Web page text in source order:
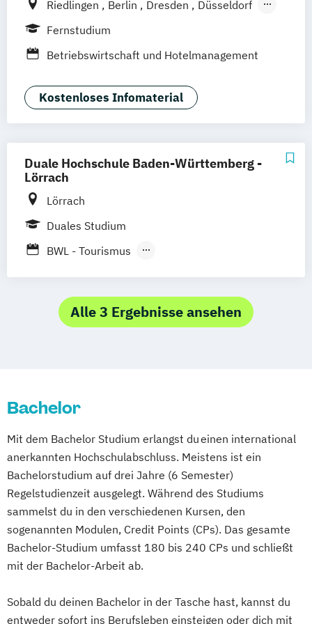
Riedlingen Berlin Dresden
Düsseldorf
Hamburg
Mannheim Wertheim
Wien
Frankfurt am Main Hamm
Fernstudium
Betriebswirtschaft und Hotelmanagement
Kostenloses Infomaterial
Duale Hochschule Baden-Württemberg -
Lörrach
Lörrach
Duales Studium
BWL - Tourismus
Alle 3 Ergebnisse ansehen
Bachelor
Mit dem Bachelor Studium erlangst du einen international
anerkannten Hochschulabschluss. Meistens ist ein
Bachelorstudium auf drei Jahre (6 Semester)
Regelstudienzeit ausgelegt. Während des Studiums
sammelst du in den verschiedenen Kursen, den
sogenannten Modulen, Credit Points (CPs). Das gesamte
Bachelor-Studium umfasst 180 bis 240 CPs und schließt
mit der Bachelor-Arbeit ab.
Sobald du deinen Bachelor in der Tasche hast, kannst du
entweder sofort ins Berufsleben einsteigen oder dich mit